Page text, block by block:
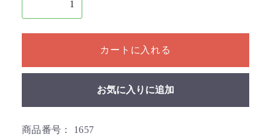
1個以上の数量を入力してください
カートに入れる
お気に入りに追加
商品番号： 1657